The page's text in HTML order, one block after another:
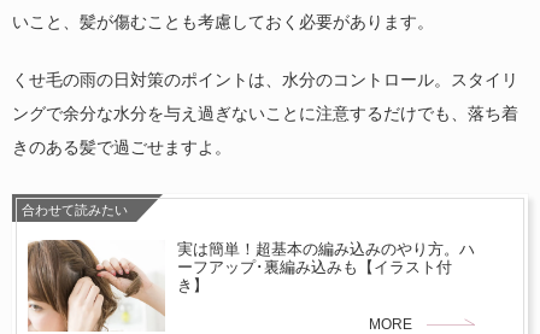
いこと、髪が傷むことも考慮しておく必要があります。
くせ毛の雨の日対策のポイントは、水分のコントロール。スタイリ
ングで余分な水分を与え過ぎないことに注意するだけでも、落ち着
きのある髪で過ごせますよ。
合わせて読みたい
実は簡単！超基本の編み込みのやり方。ハ
ーフアップ･裏編み込みも【イラスト付
き】
MORE